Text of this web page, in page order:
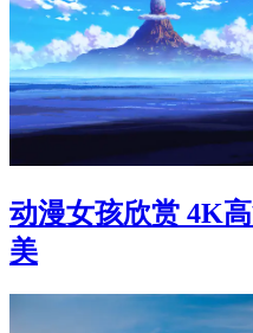
动漫女孩欣赏 4K
美